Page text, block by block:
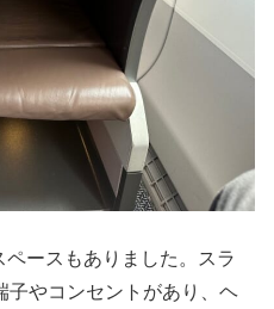
ースもありました。スラ
子やコンセントがあり、ヘ